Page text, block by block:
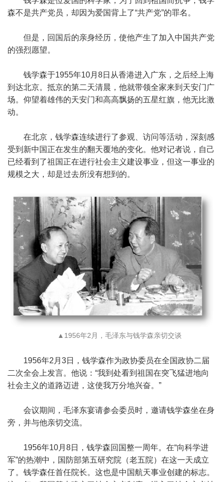
森不是共产党员，却因为爱国背上了“共产党”的罪名。
但是，回国后的亲身经历，使他产生了加入中国共产党
的强烈愿望。
钱学森于1955年10月8日从香港进入广东，之后经上海
到达北京。抵京的第二天清晨，他就带领全家来到天安门广
场。仰望着雄伟的天安门和高高飘扬的五星红旗，他无比激
动。
在北京，钱学森连续进行了参观、访问等活动，深刻感
受到新中国正在发生的翻天覆地的变化。他对记者说，自己
已经看到了祖国正在进行社会主义建设事业，但这一事业的
规模之大，却是过去所没有想到的。
▲1956年2月，毛泽东与钱学森亲切交谈
1956年2月3日，钱学森作为政协委员在全国政协二届
二次全会上发言。他说：“我到处看到祖国在突飞猛进地向
社会主义的道路迈进，这使我万分地兴奋。”
会议期间，毛泽东宴请参会委员时，邀请钱学森坐在身
旁，并与他亲切交流。
1956年10月8日，钱学森回国整一周年。在“向科学进
军”的热潮中，国防部第五研究院（老五院）在这一天成立
了。钱学森任首任院长。这也是中国航天事业创建的标志。